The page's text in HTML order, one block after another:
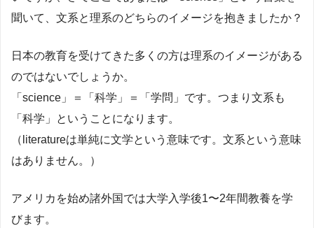
聞いて、文系と理系のどちらのイメージを抱きましたか？
日本の教育を受けてきた多くの方は理系のイメージがある
のではないでしょうか。
「science」＝「科学」＝「学問」です。つまり文系も
「科学」ということになります。
（literatureは単純に文学という意味です。文系という意味
はありません。）
アメリカを始め諸外国では大学入学後1〜2年間教養を学
びます。